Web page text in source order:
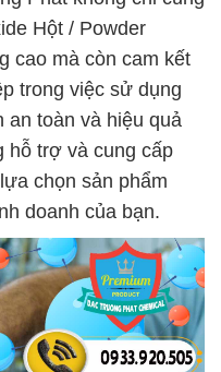
Hột / Powder
cao mà còn cam kết
trong việc sử dụng
an toàn và hiệu quả
hỗ trợ và cung cấp
chọn sản phẩm
doanh của bạn.